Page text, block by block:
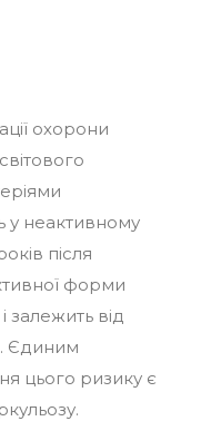
охорони
у неактивному
після
форми
залежить від
Єдиним
цього ризику є